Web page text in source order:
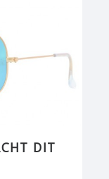
DIT